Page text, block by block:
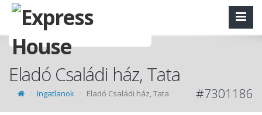
Eladó Családi ház, Tata
Ingatlanok Eladó Családi ház, Tata #7301186